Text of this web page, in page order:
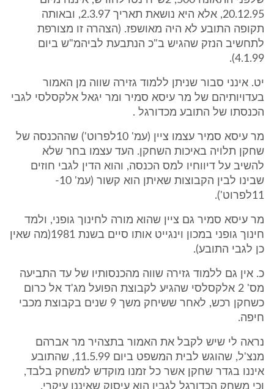
20.12.95, אלא היא נושאת תאריך 2.3.97, ובאותה
תקופה התובע לא היה מאושפז. (הצהרה זו מצורפת
לתחשיב הנזק שהגיש ב"כ הנתבעת לביהמ"ש ביום
4.1.99).
יט. אינני סבור שניתן ללמוד גזירה שווה מן האמור
בעדויותיהם של מר עיסא סמיר ומר יגאל אלקסלסי לגבי
הכנסתו של התובע מכדורגל .
מר עיסא סמיר עצמו ציין (עמ' 10לפרוט') שההכנסה של
שחקן תלויה באיכות השחקן. העד עצמו בחר שלא
להשיב על דיווחיו למס הכנסה, והוא הדין לגבי חוזים
שבינו לבין הקבוצות שאיתן הוא קשור (עמ' 10-
11לפרוט').
מר עיסא סמיר גם ציין שהוא מורה לחינוך גופני, ולמד
חינוך גופני במכון וינגייט אותו סיים בשנת 1981(מה שאין
כן לגבי התובע).
כ. אין גם ללמוד גזירה שווה מהכנסותיו של עד התביעה
מס' 2 אלקסלסי שהגיע לקבוצת הפועל מג'ד אל כרום
כשחקן רכש, לאחר ששיחק משך 9 שנים בקבוצת מכבי
חיפה.
נראה לי שיש לקבל את האמור בתצהיר מר אברהם
מנצ'ל, שהוגש לבית המשפט ביום 11.5.99, שהתובע
איננו בגדר שחקן אשר כל זמנו מוקדש למשחק בלבד,
וכי משחק הכדורגל לגביו הוא עיסוק שאיננו עיקרי.